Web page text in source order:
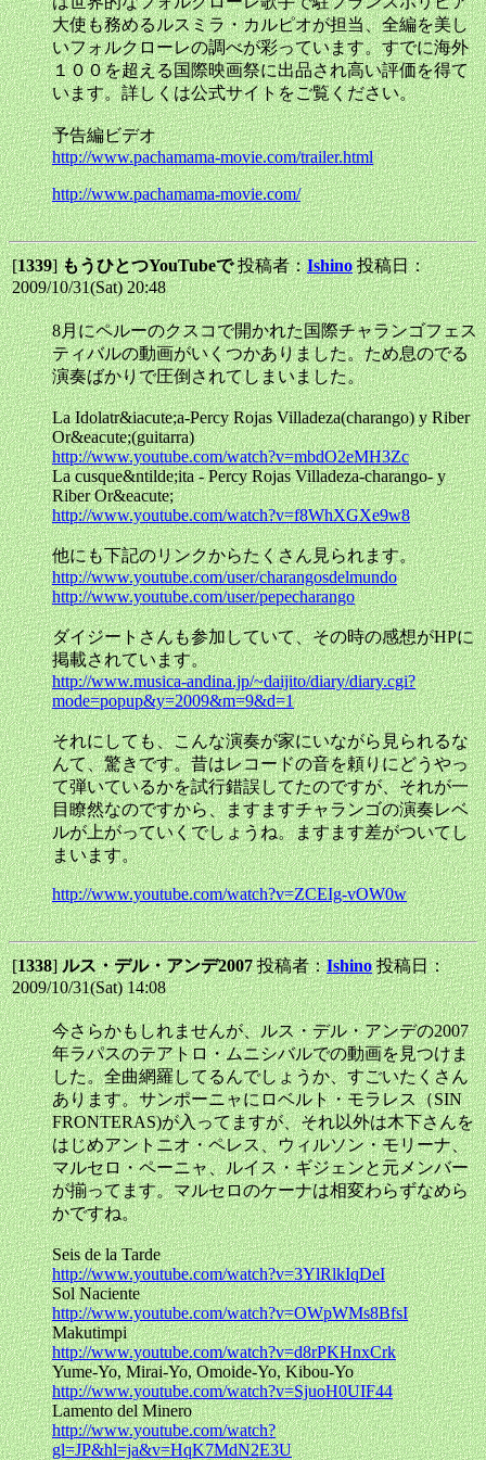
大使も務めるルスミラ・カルピオが担当、全編を美し
いフォルクローレの調べが彩っています。すでに海外
１００を超える国際映画祭に出品され高い評価を得て
います。詳しくは公式サイトをご覧ください。
予告編ビデオ
http://www.pachamama-movie.com/trailer.html
http://www.pachamama-movie.com/
[1339]もうひとつYouTubeで投稿者：Ishino 投稿日：
2009/10/31(Sat) 20:48
8月にペルーのクスコで開かれた国際チャランゴフェス
ティバルの動画がいくつかありました。ため息のでる
演奏ばかりで圧倒されてしまいました。
La Idolatr&iacute;a-Percy Rojas Villadeza(charango) y Riber
Or&eacute;(guitarra)
http://www.youtube.com/watch?v=mbdO2eMH3Zc
La cusque&ntilde;ita - Percy Rojas Villadeza-charango- y
Riber Or&eacute;
http://www.youtube.com/watch?v=f8WhXGXe9w8
他にも下記のリンクからたくさん見られます。
http://www.youtube.com/user/charangosdelmundo
http://www.youtube.com/user/pepecharango
ダイジートさんも参加していて、その時の感想がHPに
掲載されています。
http://www.musica-andina.jp/~daijito/diary/diary.cgi?
mode=popup&y=2009&m=9&d=1
それにしても、こんな演奏が家にいながら見られるな
んて、驚きです。昔はレコードの音を頼りにどうやっ
て弾いているかを試行錯誤してたのですが、それが一
目瞭然なのですから、ますますチャランゴの演奏レベ
ルが上がっていくでしょうね。ますます差がついてし
まいます。
http://www.youtube.com/watch?v=ZCEIg-vOW0w
[1338]ルス・デル・アンデ2007投稿者：Ishino 投稿日：
2009/10/31(Sat) 14:08
今さらかもしれませんが、ルス・デル・アンデの2007
年ラパスのテアトロ・ムニシバルでの動画を見つけま
した。全曲網羅してるんでしょうか、すごいたくさん
あります。サンポーニャにロベルト・モラレス（SIN
FRONTERAS)が入ってますが、それ以外は木下さんを
はじめアントニオ・ペレス、ウィルソン・モリーナ、
マルセロ・ペーニャ、ルイス・ギジェンと元メンバー
が揃ってます。マルセロのケーナは相変わらずなめら
かですね。
Seis de la Tarde
http://www.youtube.com/watch?v=3YlRlkIqDeI
Sol Naciente
http://www.youtube.com/watch?v=OWpWMs8BfsI
Makutimpi
http://www.youtube.com/watch?v=d8rPKHnxCrk
Yume-Yo, Mirai-Yo, Omoide-Yo, Kibou-Yo
http://www.youtube.com/watch?v=SjuoH0UIF44
Lamento del Minero
http://www.youtube.com/watch?
gl=JP&hl=ja&v=HqK7MdN2E3U